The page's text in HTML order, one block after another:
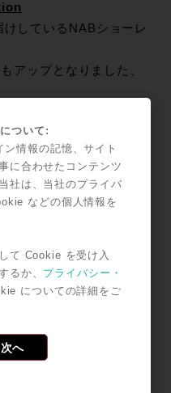
しているNABショーレ
アップとなりました、
：ProTools11はコチ
年04月09日時点のも
ついて:
情報の記憶、サイト
に合わせたコンテンツ
社は、当社のプライバ
などの個人情報を
て Cookie を受け入
るか、 プライバシー・
についての詳細をご
へ